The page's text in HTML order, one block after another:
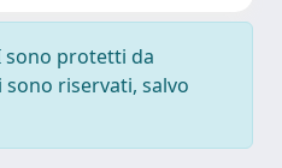
sono protetti da
riservati, salvo